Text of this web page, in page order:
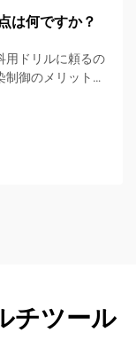
は何ですか？
用ドリルに頼るの
御のメリットを
チツール